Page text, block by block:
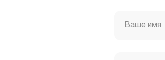
Ваше имя